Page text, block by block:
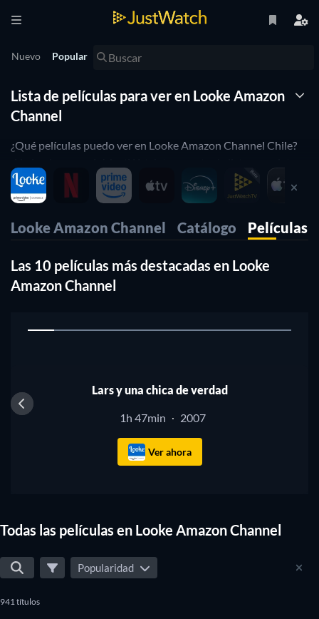
Nuevo Popular
Lista de películas para ver en Looke Amazon
Channel
¿Qué películas puedo ver en Looke Amazon Channel Chile?
de películas en Looke Amazon Channel que puedes ver en
línea en este momento. Organizamos esta lista de películas
elegir las mejores películas para ver. ¿Prefieres ver en Looke
Simplemente usa nuestros filtros a continuación para
encontrar películas o series en base a tus preferencias. ¡Sí, es
Looke Amazon Channel Catálogo Películas
Las 10 películas más destacadas en Looke
Amazon Channel
1
Lars y una chica de verdad
1h 47min · 2007
Ver ahora
Todas las películas en Looke Amazon Channel
Popularidad
941 títulos